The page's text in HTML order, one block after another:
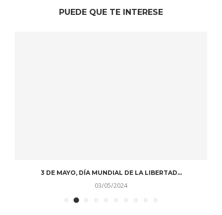
PUEDE QUE TE INTERESE
3 DE MAYO, DÍA MUNDIAL DE LA LIBERTAD...
03/05/2024